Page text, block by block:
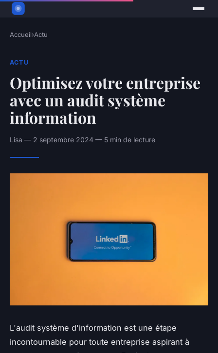
Accueil›Actu
ACTU
Optimisez votre entreprise
avec un audit système
information
Lisa — 2 septembre 2024 — 5 min de lecture
L'audit système d'information est une étape
incontournable pour toute entreprise aspirant à